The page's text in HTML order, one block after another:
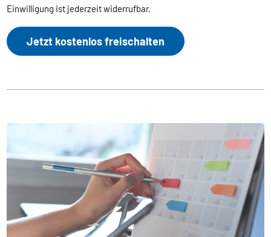
Einwilligung ist jederzeit widerrufbar.
Jetzt kostenlos freischalten